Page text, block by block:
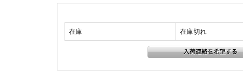
在庫 在庫切れ